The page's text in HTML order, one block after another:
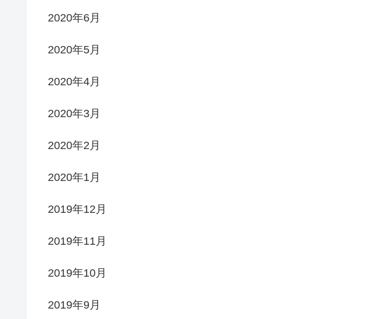
2020年6月
2020年5月
2020年4月
2020年3月
2020年2月
2020年1月
2019年12月
2019年11月
2019年10月
2019年9月